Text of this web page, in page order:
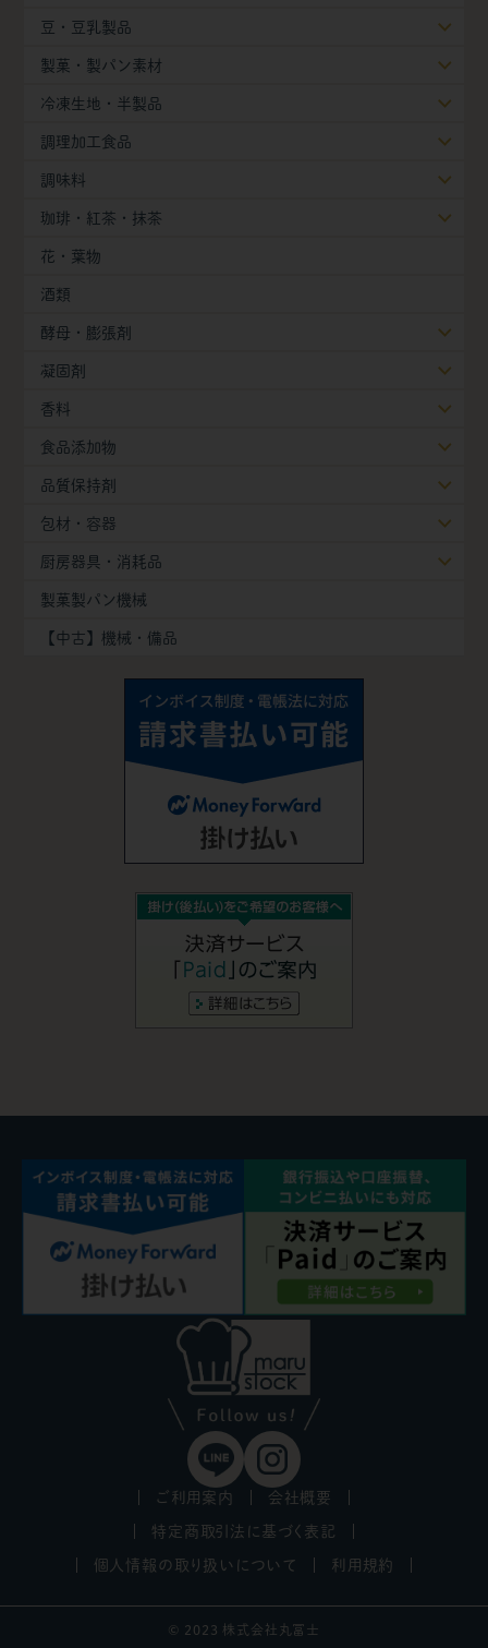
豆・豆乳製品
製菓・製パン素材
冷凍生地・半製品
調理加工食品
調味料
珈琲・紅茶・抹茶
花・葉物
酒類
酵母・膨張剤
凝固剤
香料
食品添加物
品質保持剤
包材・容器
厨房器具・消耗品
製菓製パン機械
【中古】機械・備品
ご利用案内 会社概要
特定商取引法に基づく表記
個人情報の取り扱いについて 利用規約
© 2023 株式会社丸冨士